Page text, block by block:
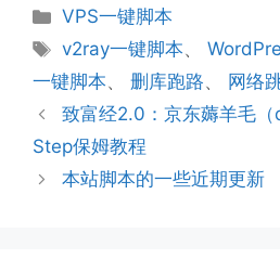
分
类
VPS一键脚本
标
签
v2ray一键脚本、
一键脚本、 删库跑路、 网络
致富经2.0：京东薅羊毛
Step保姆教程
本站脚本的一些近期更新